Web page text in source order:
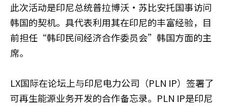
此次活动是印尼总统普拉博沃·苏比安托国事访问
韩国的契机。具代表利用其在印尼的丰富经验，目
前担任“韩印民间经济合作委员会”韩国方面的主
席。
LX国际在论坛上与印尼电力公司（PLN IP）签署了
可再生能源业务开发的合作备忘录。PLN IP是印尼